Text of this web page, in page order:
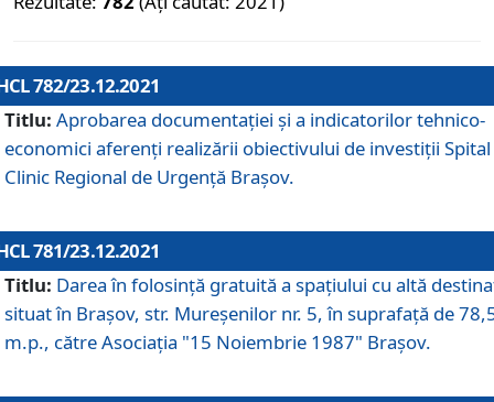
782/23.12.2021
Titlu: Aprobarea documentației și a indicatorilor tehnico-
economici aferenți realizării obiectivului de investiții Spital
Clinic Regional de Urgență Brașov.
781/23.12.2021
Titlu: Darea în folosinţă gratuită a spaţiului cu altă
situat în Braşov, str. Mureşenilor nr. 5, în suprafaţă de
m.p., către Asociaţia "15 Noiembrie 1987" Braşov.